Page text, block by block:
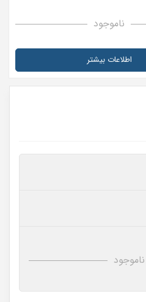
ناموجود
اطلاعات بیشتر
ناموجود